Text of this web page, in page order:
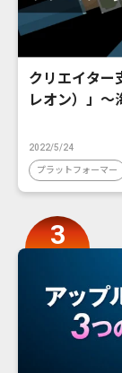
クリエイター
レオン）」〜
2022/5/24
プラットフォーマー